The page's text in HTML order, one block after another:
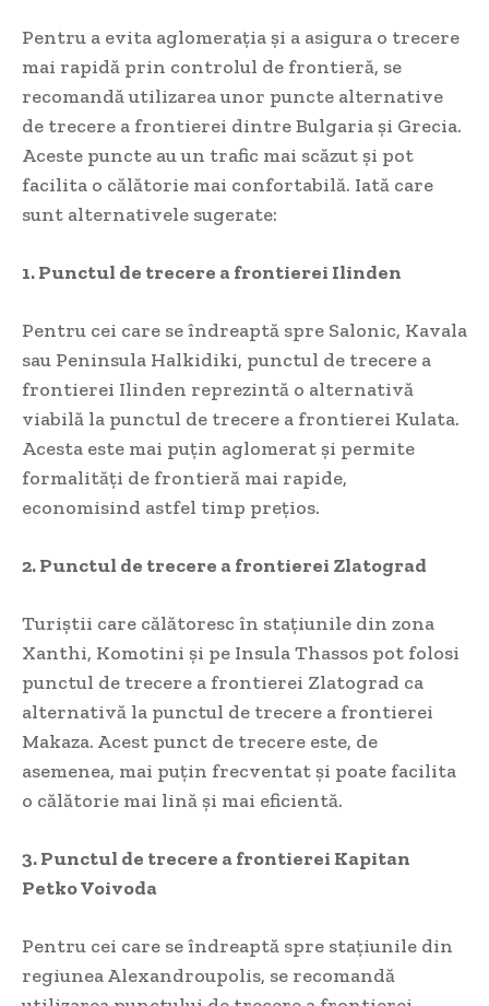
Pentru a evita aglomerația și a asigura o trecere
mai rapidă prin controlul de frontieră, se
recomandă utilizarea unor puncte alternative
de trecere a frontierei dintre Bulgaria și Grecia.
Aceste puncte au un trafic mai scăzut și pot
facilita o călătorie mai confortabilă. Iată care
sunt alternativele sugerate:
1. Punctul de trecere a frontierei Ilinden
Pentru cei care se îndreaptă spre Salonic, Kavala
sau Peninsula Halkidiki, punctul de trecere a
frontierei Ilinden reprezintă o alternativă
viabilă la punctul de trecere a frontierei Kulata.
Acesta este mai puțin aglomerat și permite
formalități de frontieră mai rapide,
economisind astfel timp prețios.
2. Punctul de trecere a frontierei Zlatograd
Turiștii care călătoresc în stațiunile din zona
Xanthi, Komotini și pe Insula Thassos pot folosi
punctul de trecere a frontierei Zlatograd ca
alternativă la punctul de trecere a frontierei
Makaza. Acest punct de trecere este, de
asemenea, mai puțin frecventat și poate facilita
o călătorie mai lină și mai eficientă.
3. Punctul de trecere a frontierei Kapitan
Petko Voivoda
Pentru cei care se îndreaptă spre stațiunile din
regiunea Alexandroupolis, se recomandă